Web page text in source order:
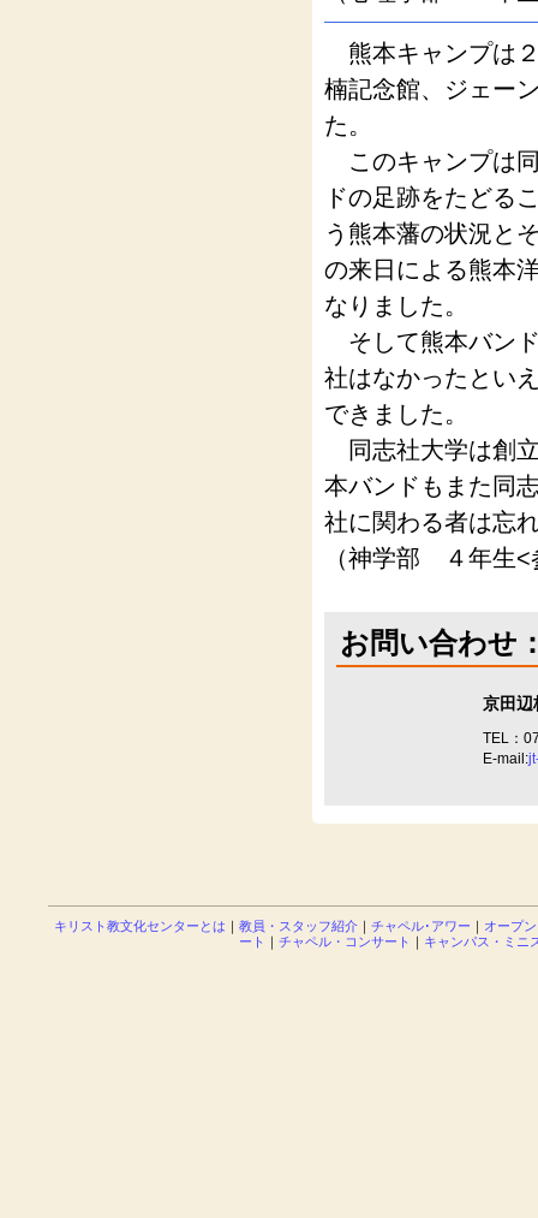
熊本キャンプは
楠記念館、ジェー
た。
このキャンプは
ドの足跡をたどる
う熊本藩の状況と
の来日による熊本
なりました。
そして熊本バン
社はなかったとい
できました。
同志社大学は創
本バンドもまた同
社に関わる者は忘
（神学部 ４年生<
お問い合わせ
京田辺
TEL：
E-mail:
キリスト教文化センターとは ｜ 教員・スタッフ紹介｜ チャペル･アワー ｜ オープ
ート
｜ チャペル・コンサート ｜ キャンパス・ミニ